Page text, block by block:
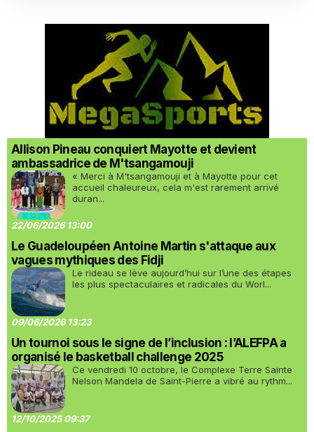
Allison Pineau conquiert Mayotte et devient
ambassadrice de M'tsangamouji
« Merci à M'tsangamouji et à Mayotte pour cet
accueil chaleureux, cela m'est rarement arrivé
duran...
22/06/2026 13:00
Le Guadeloupéen Antoine Martin s'attaque aux
vagues mythiques des Fidji
Le rideau se lève aujourd’hui sur l’une des étapes
les plus spectaculaires et radicales du Worl...
09/06/2026 13:23
Un tournoi sous le signe de l’inclusion : l’ALEFPA a
organisé le basketball challenge 2025
Ce vendredi 10 octobre, le Complexe Terre Sainte
Nelson Mandela de Saint-Pierre a vibré au rythm...
12/10/2025 09:37